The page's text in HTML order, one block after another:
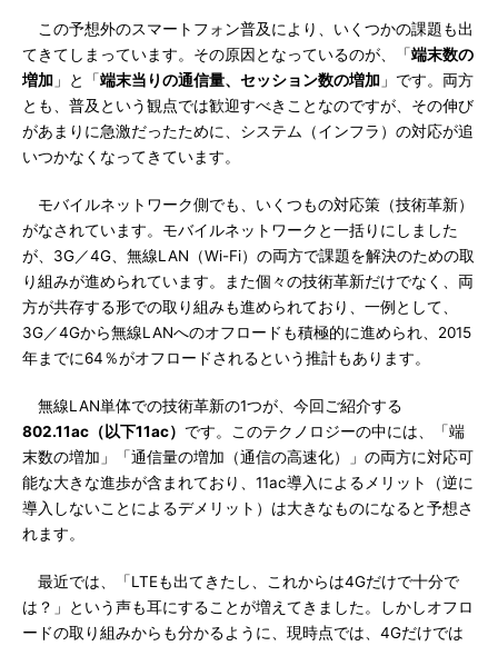
この予想外のスマートフォン普及により、いくつかの課題も出
てきてしまっています。その原因となっているのが、「端末数の
増加 」と「端末当りの通信量、セッション数の増加 」です。両方
とも、普及という観点では歓迎すべきことなのですが、その伸び
があまりに急激だったために、システム（インフラ）の対応が追
いつかなくなってきています。
モバイルネットワーク側でも、いくつもの対応策（技術革新）
がなされています。モバイルネットワークと一括りにしました
が、3G／4G、無線LAN（Wi-Fi）の両方で課題を解決のための取
り組みが進められています。また個々の技術革新だけでなく、両
方が共存する形での取り組みも進められており、一例として、
3G／4Gから無線LANへのオフロードも積極的に進められ、2015
年までに64％がオフロードされるという推計もあります。
無線LAN単体での技術革新の1つが、今回ご紹介する
802.11ac（以下11ac） です。このテクノロジーの中には、「端
末数の増加」「通信量の増加（通信の高速化）」の両方に対応可
能な大きな進歩が含まれており、11ac導入によるメリット（逆に
導入しないことによるデメリット）は大きなものになると予想さ
れます。
最近では、「LTEも出てきたし、これからは4Gだけで十分で
は？」という声も耳にすることが増えてきました。しかしオフロ
ードの取り組みからも分かるように、現時点では、4Gだけでは